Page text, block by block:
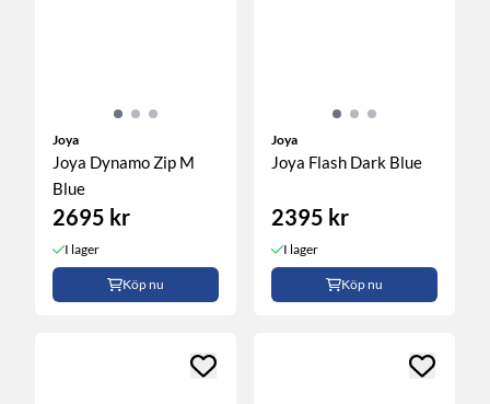
Joya
Joya Dynamo Zip M
Blue
2695 kr
I lager
Köp nu
Joya
Joya Flash Dark Blue
2395 kr
I lager
Köp nu